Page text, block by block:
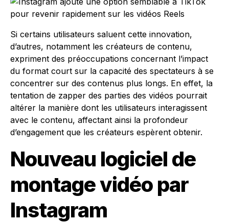
Si certains utilisateurs saluent cette innovation,
d’autres, notamment les créateurs de contenu,
expriment des préoccupations concernant l’impact
du format court sur la capacité des spectateurs à se
concentrer sur des contenus plus longs. En effet, la
tentation de zapper des parties des vidéos pourrait
altérer la manière dont les utilisateurs interagissent
avec le contenu, affectant ainsi la profondeur
d’engagement que les créateurs espèrent obtenir.
Nouveau logiciel de
montage vidéo par
Instagram